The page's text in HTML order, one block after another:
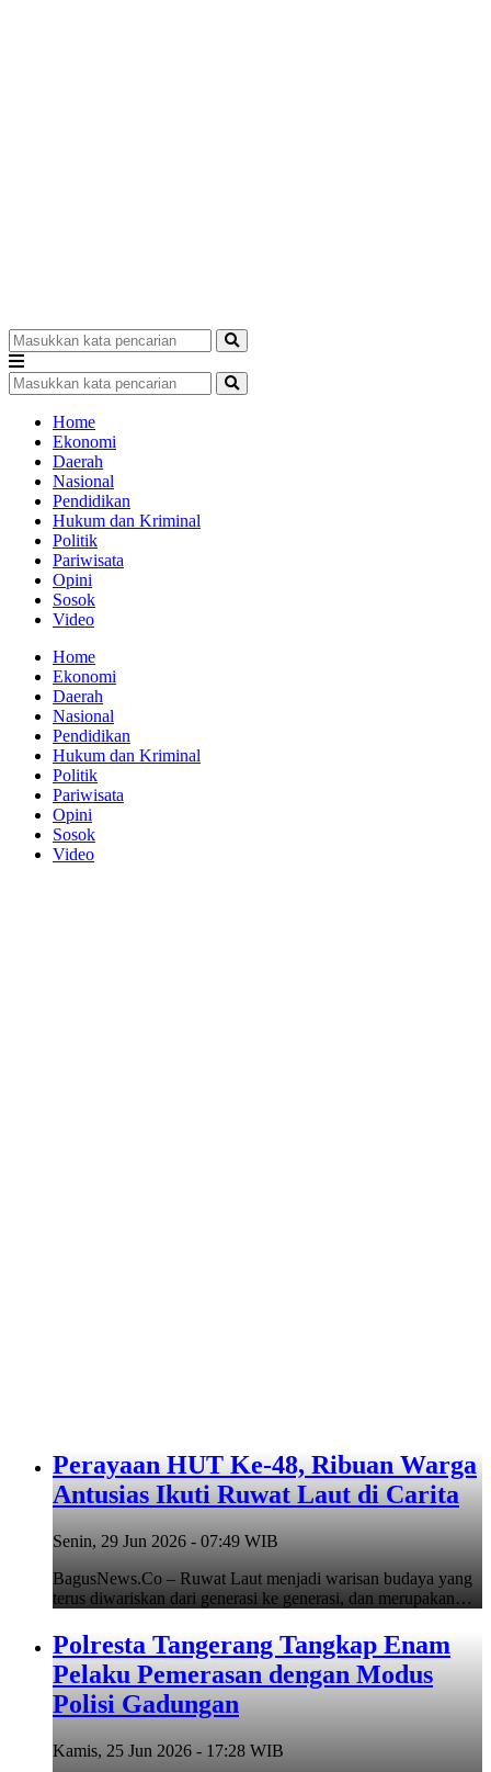
Home
Ekonomi
Daerah
Nasional
Pendidikan
Hukum dan Kriminal
Politik
Pariwisata
Opini
Sosok
Video
Home
Ekonomi
Daerah
Nasional
Pendidikan
Hukum dan Kriminal
Politik
Pariwisata
Opini
Sosok
Video
Perayaan HUT Ke-48, Ribuan Warga
Antusias Ikuti Ruwat Laut di Carita
Senin, 29 Jun 2026 - 07:49 WIB
BagusNews.Co – Ruwat Laut menjadi warisan budaya yang
terus diwariskan dari generasi ke generasi, dan merupakan…
Polresta Tangerang Tangkap Enam
Pelaku Pemerasan dengan Modus
Polisi Gadungan
Kamis, 25 Jun 2026 - 17:28 WIB